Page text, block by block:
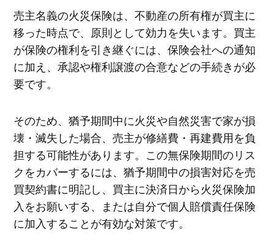
売主名義の火災保険は、不動産の所有権が買主に
移った時点で、原則として効力を失います。買主
が保険の権利を引き継ぐには、保険会社への通知
に加え、承認や権利譲渡の合意などの手続きが必
要です。
そのため、猶予期間中に火災や自然災害で家が損
壊・滅失した場合、売主が修繕費・再建費用を負
担する可能性があります。この無保険期間のリス
クをカバーするには、猶予期間中の損害対応を売
買契約書に明記し、買主に決済日から火災保険加
入をお願いする、または自分で個人賠償責任保険
に加入することが有効な対策です。